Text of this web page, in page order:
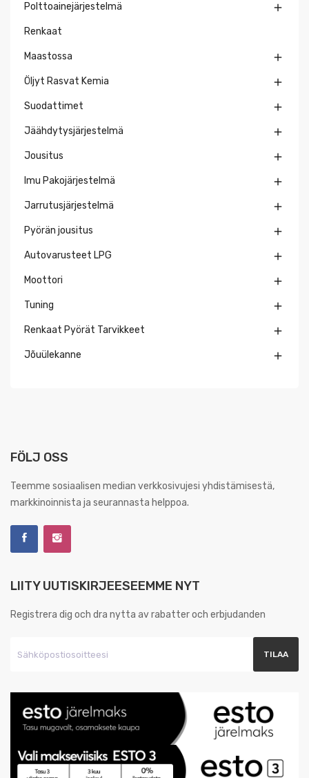
Polttoainejärjestelmä 
Renkaat
Maastossa 
Öljyt Rasvat Kemia 
Suodattimet 
Jäähdytysjärjestelmä 
Jousitus 
Imu Pakojärjestelmä 
Jarrutusjärjestelmä 
Pyörän jousitus 
Autovarusteet LPG 
Moottori 
Tuning 
Renkaat Pyörät Tarvikkeet 
Jõuülekanne 
FÖLJ OSS
Teemme sosiaalisen median verkkosivujesi yhdistämisestä,
markkinoinnista ja seurannasta helppoa.
LIITY UUTISKIRJEESEEMME NYT
Registrera dig och dra nytta av rabatter och erbjudanden